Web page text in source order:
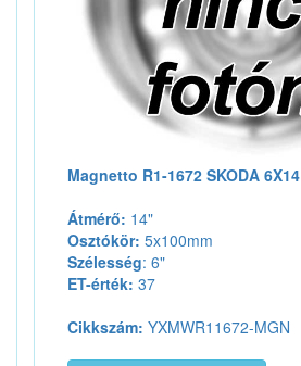
Magnetto R1-1672 SKODA 6X14
Átmérő: 14"
Osztókör: 5x100mm
Szélesség: 6"
ET-érték: 37
Cikkszám: YXMWR11672-MGN